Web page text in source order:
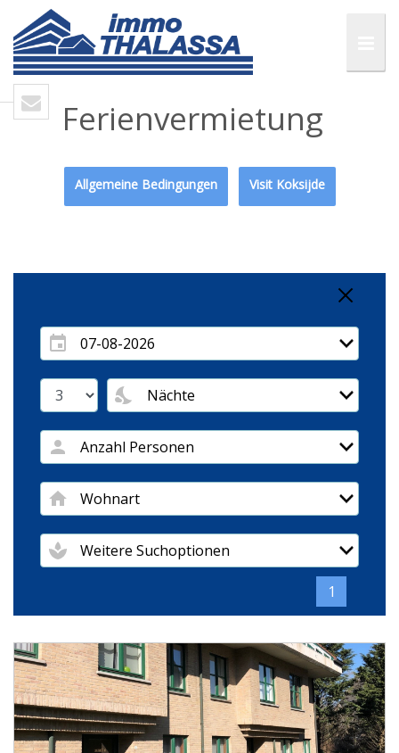
Ferienvermietung
Allgemeine Bedingungen Visit Koksijde